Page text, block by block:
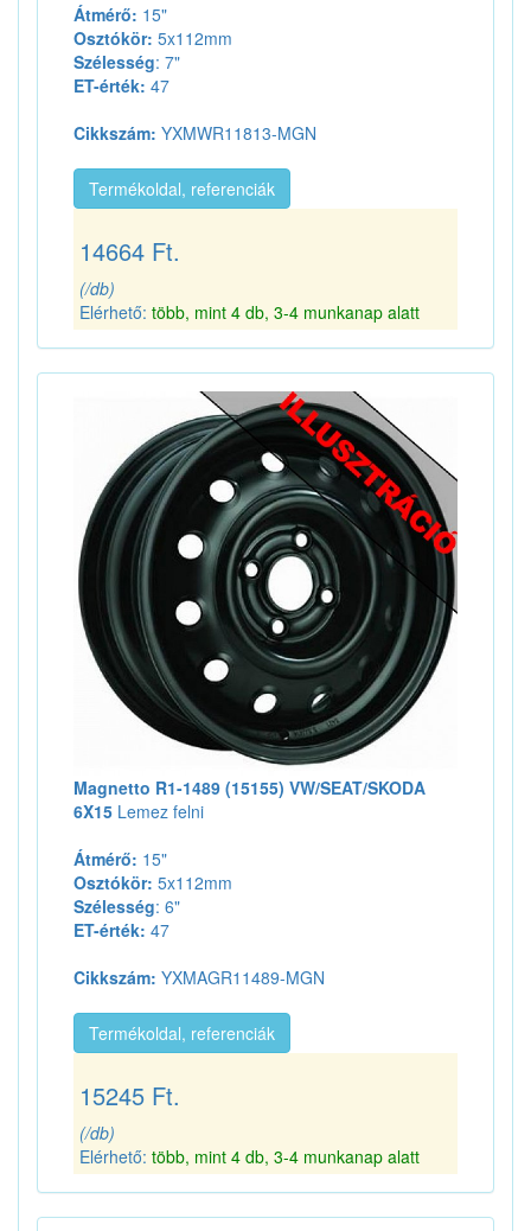
Átmérő: 15"
Osztókör: 5x112mm
Szélesség: 7"
ET-érték: 47
Cikkszám: YXMWR11813-MGN
Termékoldal, referenciák
14664 Ft.
(/db)
Elérhető: több, mint 4 db, 3-4 munkanap alatt
Magnetto R1-1489 (15155) VW/SEAT/SKODA
6X15 Lemez felni
Átmérő: 15"
Osztókör: 5x112mm
Szélesség: 6"
ET-érték: 47
Cikkszám: YXMAGR11489-MGN
Termékoldal, referenciák
15245 Ft.
(/db)
Elérhető: több, mint 4 db, 3-4 munkanap alatt